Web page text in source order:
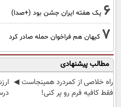
6 یک هفته ایران جشن بود (+صدا)
7 کیهان هم فراخوان حمله صادر کرد
مطالب پیشنهادی
‌راه خلاصی از کمردرد همینجاست ◀
فقط کافیه فرم رو پر کنی!